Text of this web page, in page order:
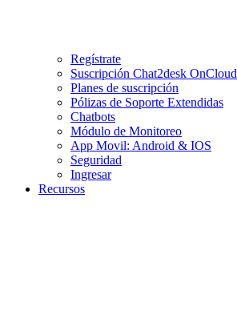
Regístrate
Suscripción Chat2desk OnCloud
Planes de suscripción
Pólizas de Soporte Extendidas
Chatbots
Módulo de Monitoreo
App Movil: Android & IOS
Seguridad
Ingresar
Recursos